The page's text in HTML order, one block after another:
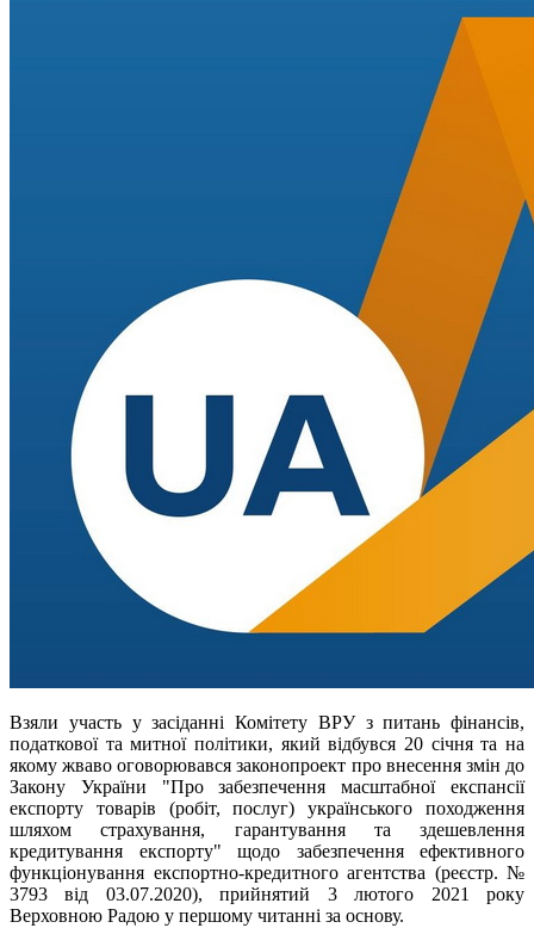
Взяли участь у засіданні Комітету ВРУ з питань фінансів,
податкової та митної політики, який відбувся 20 січня та на
якому жваво оговорювався законопроект про внесення змін до
Закону України "Про забезпечення масштабної експансії
експорту товарів (робіт, послуг) українського походження
шляхом страхування, гарантування та здешевлення
кредитування експорту" щодо забезпечення ефективного
функціонування експортно-кредитного агентства (реєстр. №
3793 від 03.07.2020), прийнятий 3 лютого 2021 року
Верховною Радою у першому читанні за основу.